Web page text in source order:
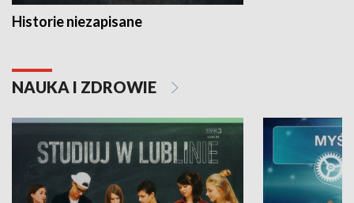
Historie niezapisane
NAUKA I ZDROWIE